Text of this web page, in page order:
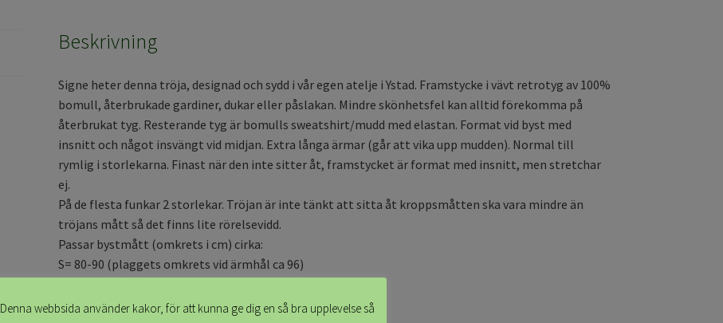
Beskrivning
Signe heter denna tröja, designad och sydd i vår egen atelje i Ystad. Framstycke i vävt retrotyg av 100%
bomull, återbrukade gardiner, dukar eller påslakan. Mindre skönhetsfel kan alltid förekomma på
återbrukat tyg. Resterande tyg är bomulls sweatshirt/mudd med elastan. Format vid byst med
insnitt och något insvängt vid midjan. Extra långa ärmar (går att vika upp mudden). Normal till
rymlig i storlekarna. Finast när den inte sitter åt, framstycket är format med insnitt, men stretchar
ej.
På de flesta funkar 2 storlekar. Tröjan är inte tänkt att sitta åt kroppsmåtten ska vara mindre än
tröjans mått så det finns lite rörelsevidd.
Passar bystmått (omkrets i cm) cirka:
S= 80-90 (plaggets omkrets vid ärmhål ca 96)
L= 95-105 (plaggets omkrets vid ärmhål ca 110)
Denna webbsida använder kakor, för att kunna ge dig en så bra upplevelse så